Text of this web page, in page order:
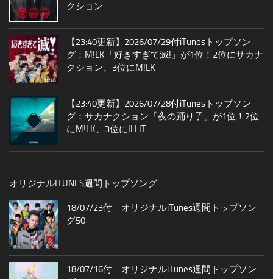
クション
【23:40更新】2026/07/29付iTunesトップソン
グ：M!LK「好きすぎて滅!」が1位！2位にサカナ
クション、3位にM!LK
【23:40更新】2026/07/28付iTunesトップソン
グ：サカナクション「夜の踊り子」が1位！2位
にM!LK、3位にILLIT
オリジナルITUNES週間トップソング
18/07/23付 オリジナルiTunes週間トップソン
グ50
18/07/16付 オリジナルiTunes週間トップソン